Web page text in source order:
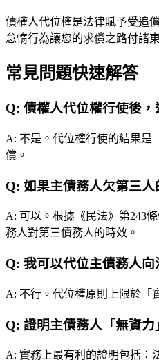
債權人代位權是法律賦予受追
怠惰行為讓您的求償之路付諸
常見問題快速解答
Q: 債權人代位權行使後
A: 不是。代位權行使的結果是
償。
Q: 如果主債務人欠第三
A: 可以。根據《民法》第243
務人對第三債務人的時效。
Q: 我可以代位主債務人向
A: 不行。代位權原則上限於「
Q: 證明主債務人「無資力
A: 實務上最有利的證明包括：